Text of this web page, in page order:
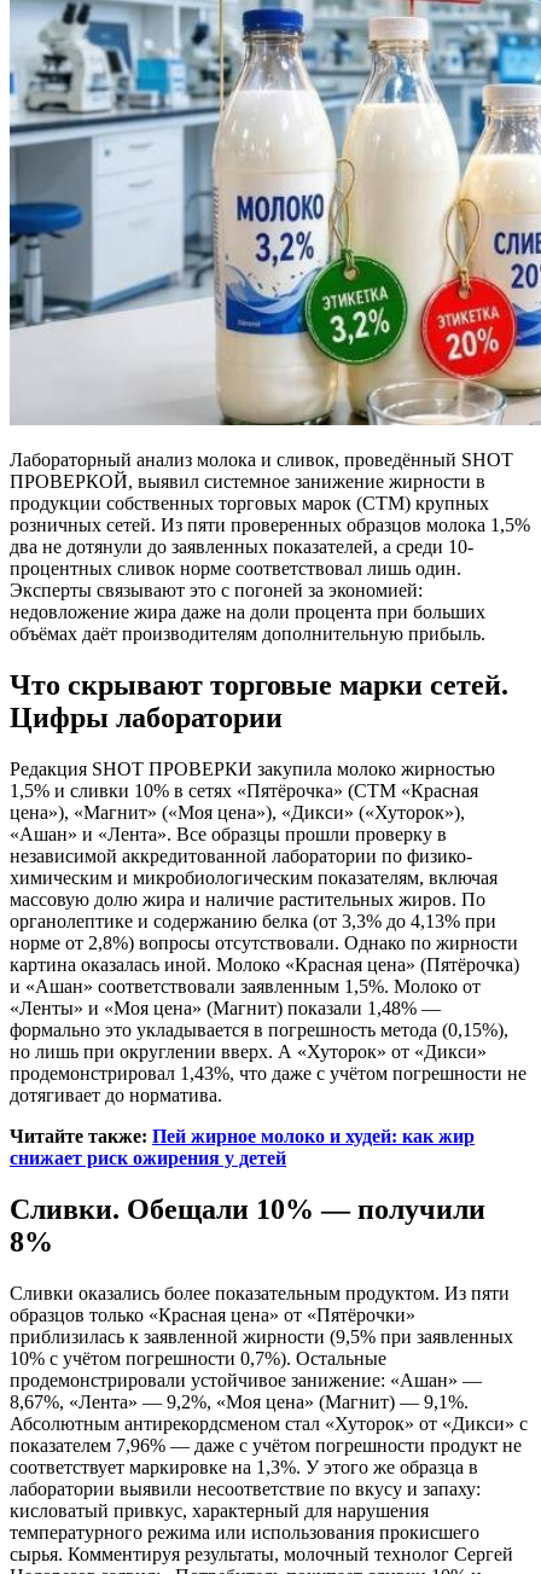
Лабораторный анализ молока и сливок, проведённый SHOT
ПРОВЕРКОЙ, выявил системное занижение жирности в
продукции собственных торговых марок (СТМ) крупных
розничных сетей. Из пяти проверенных образцов молока 1,5%
два не дотянули до заявленных показателей, а среди 10-
процентных сливок норме соответствовал лишь один.
Эксперты связывают это с погоней за экономией:
недовложение жира даже на доли процента при больших
объёмах даёт производителям дополнительную прибыль.
Что скрывают торговые марки сетей.
Цифры лаборатории
Редакция SHOT ПРОВЕРКИ закупила молоко жирностью
1,5% и сливки 10% в сетях «Пятёрочка» (СТМ «Красная
цена»), «Магнит» («Моя цена»), «Дикси» («Хуторок»),
«Ашан» и «Лента». Все образцы прошли проверку в
независимой аккредитованной лаборатории по физико-
химическим и микробиологическим показателям, включая
массовую долю жира и наличие растительных жиров. По
органолептике и содержанию белка (от 3,3% до 4,13% при
норме от 2,8%) вопросы отсутствовали. Однако по жирности
картина оказалась иной. Молоко «Красная цена» (Пятёрочка)
и «Ашан» соответствовали заявленным 1,5%. Молоко от
«Ленты» и «Моя цена» (Магнит) показали 1,48% —
формально это укладывается в погрешность метода (0,15%),
но лишь при округлении вверх. А «Хуторок» от «Дикси»
продемонстрировал 1,43%, что даже с учётом погрешности не
дотягивает до норматива.
Читайте также: Пей жирное молоко и худей: как жир
снижает риск ожирения у детей
Сливки. Обещали 10% — получили
8%
Сливки оказались более показательным продуктом. Из пяти
образцов только «Красная цена» от «Пятёрочки»
приблизилась к заявленной жирности (9,5% при заявленных
10% с учётом погрешности 0,7%). Остальные
продемонстрировали устойчивое занижение: «Ашан» —
8,67%, «Лента» — 9,2%, «Моя цена» (Магнит) — 9,1%.
Абсолютным антирекордсменом стал «Хуторок» от «Дикси» с
показателем 7,96% — даже с учётом погрешности продукт не
соответствует маркировке на 1,3%. У этого же образца в
лаборатории выявили несоответствие по вкусу и запаху:
кисловатый привкус, характерный для нарушения
температурного режима или использования прокисшего
сырья. Комментируя результаты, молочный технолог Сергей